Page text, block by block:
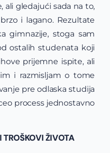
ali gledajući sada na to,
i lagano. Rezultate
gimnazije, stoga sam
ostalih studenata koji
prijemne ispite, ali
i razmisljam o tome
pre odlaska studija
process jednostavno
ŽIVOTA